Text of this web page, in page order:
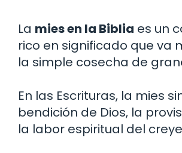
La mies en la Biblia es un
rico en significado que va
la simple cosecha de
En las Escrituras, la mies
bendición de Dios, la
la labor espiritual del